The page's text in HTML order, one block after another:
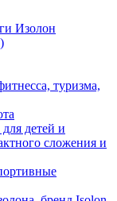
Изолон
туризма,
детей и
сложения и